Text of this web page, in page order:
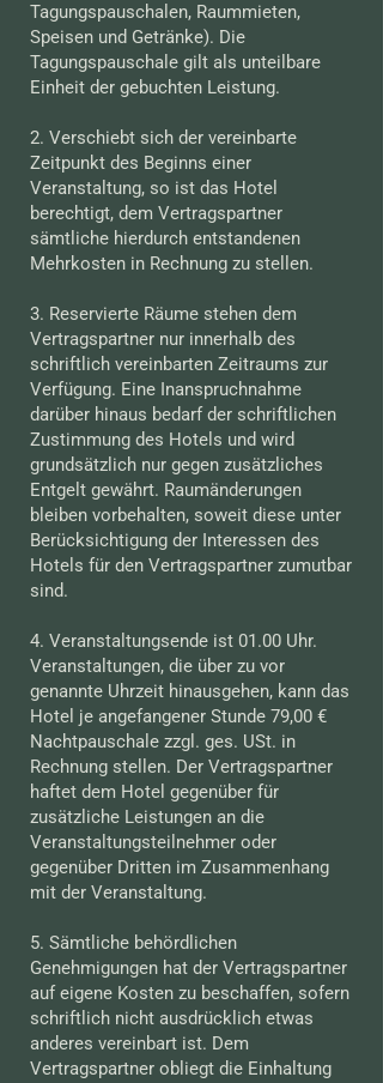
Tagungspauschalen, Raummieten,
Speisen und Getränke). Die
Tagungspauschale gilt als unteilbare
Einheit der gebuchten Leistung.
2. Verschiebt sich der vereinbarte
Zeitpunkt des Beginns einer
Veranstaltung, so ist das Hotel
berechtigt, dem Vertragspartner
sämtliche hierdurch entstandenen
Mehrkosten in Rechnung zu stellen.
3. Reservierte Räume stehen dem
Vertragspartner nur innerhalb des
schriftlich vereinbarten Zeitraums zur
Verfügung. Eine Inanspruchnahme
darüber hinaus bedarf der schriftlichen
Zustimmung des Hotels und wird
grundsätzlich nur gegen zusätzliches
Entgelt gewährt. Raumänderungen
bleiben vorbehalten, soweit diese unter
Berücksichtigung der Interessen des
Hotels für den Vertragspartner zumutbar
sind.
4. Veranstaltungsende ist 01.00 Uhr.
Veranstaltungen, die über zu vor
genannte Uhrzeit hinausgehen, kann das
Hotel je angefangener Stunde 79,00 €
Nachtpauschale zzgl. ges. USt. in
Rechnung stellen. Der Vertragspartner
haftet dem Hotel gegenüber für
zusätzliche Leistungen an die
Veranstaltungsteilnehmer oder
gegenüber Dritten im Zusammenhang
mit der Veranstaltung.
5. Sämtliche behördlichen
Genehmigungen hat der Vertragspartner
auf eigene Kosten zu beschaffen, sofern
schriftlich nicht ausdrücklich etwas
anderes vereinbart ist. Dem
Vertragspartner obliegt die Einhaltung